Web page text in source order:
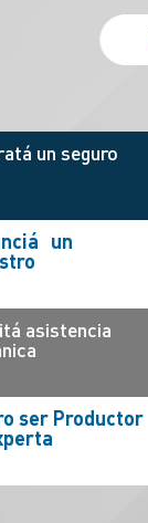
un seguro
un
asistencia
ser Productor